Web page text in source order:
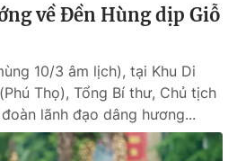
về Đền Hùng dịp Giỗ
10/3 âm lịch), tại Khu Di
Thọ), Tổng Bí thư, Chủ tịch
lãnh đạo dâng hương...